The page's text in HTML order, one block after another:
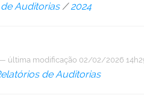
Auditorias /2024
— última modificação 02/02/2026
de Auditorias